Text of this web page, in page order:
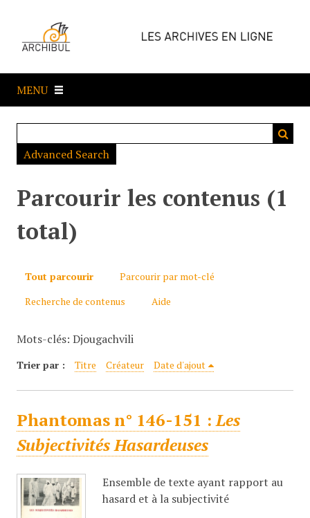
e
a
MENU
Advanced Search
Parcourir les contenus (1
total)
Tout parcourir
Parcourir par mot-clé
Recherche de contenus
Aide
Mots-clés: Djougachvili
Trier par : Titre Créateur Date d'ajout
Phantomas n° 146-151 :Les
Subjectivités Hasardeuses
Ensemble de texte ayant rapport au
hasard et à la subjectivité